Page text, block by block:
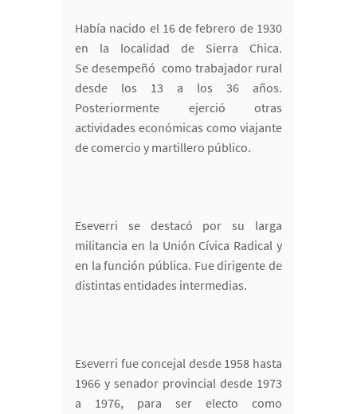
Había nacido el 16 de febrero de 1930
en la localidad de Sierra Chica.
Se desempeñó como trabajador rural
desde los 13 a los 36 años.
Posteriormente ejerció otras
actividades económicas como viajante
de comercio y martillero público.
Eseverri se destacó por su larga
militancia en la Unión Cívica Radical y
en la función pública. Fue dirigente de
distintas entidades intermedias.
Eseverri fue concejal desde 1958 hasta
1966 y senador provincial desde 1973
a 1976, para ser electo como